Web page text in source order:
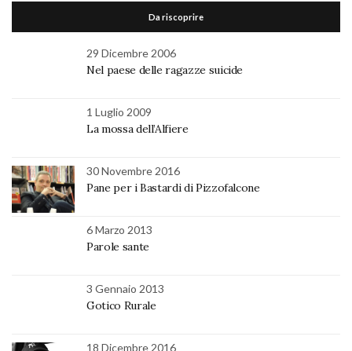
Da riscoprire
29 Dicembre 2006
Nel paese delle ragazze suicide
1 Luglio 2009
La mossa dell’Alfiere
30 Novembre 2016
Pane per i Bastardi di Pizzofalcone
6 Marzo 2013
Parole sante
3 Gennaio 2013
Gotico Rurale
18 Dicembre 2016